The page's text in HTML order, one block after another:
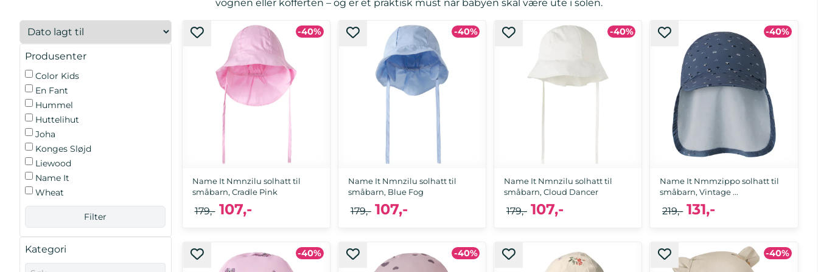
vognen eller kofferten – og er et praktisk must når babyen skal være ute i solen.
Produsenter
Color Kids
En Fant
Hummel
Huttelihut
Joha
Konges Sløjd
Liewood
Name It
Wheat
Kategori
-40%
Name It Nmnzilu solhatt til
småbarn, Cradle Pink
47/48, 49/50, 51/52
107,-
179,-
-40%
Name It Nmnzilu solhatt til
småbarn, Blue Fog
49/50, 51/52
107,-
179,-
-40%
Name It Nmnzilu solhatt til
småbarn, Cloud Dancer
51/52
107,-
179,-
-40%
Name It Nmmzippo solhatt til
småbarn, Vintage ...
49/50, 51/52
131,-
219,-
-40% -40% -40%